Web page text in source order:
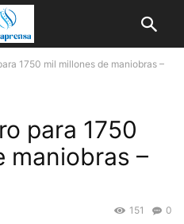
1750 mil millones de maniobras –
para 1750
maniobras –
0
151